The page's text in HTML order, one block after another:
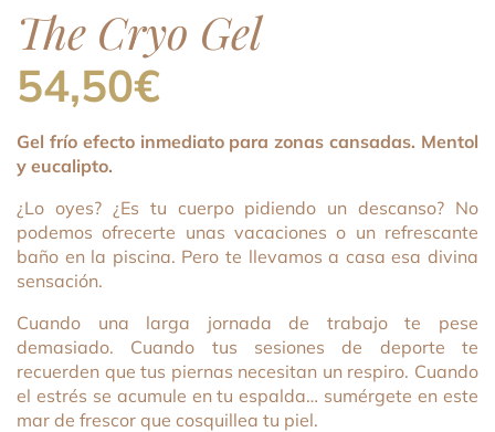
The Cryo Gel
54,50€
Gel frío efecto inmediato para zonas cansadas. Mentol
y eucalipto.
¿Lo oyes? ¿Es tu cuerpo pidiendo un descanso? No
podemos ofrecerte unas vacaciones o un refrescante
baño en la piscina. Pero te llevamos a casa esa divina
sensación.
Cuando una larga jornada de trabajo te pese
demasiado. Cuando tus sesiones de deporte te
recuerden que tus piernas necesitan un respiro. Cuando
el estrés se acumule en tu espalda… sumérgete en este
mar de frescor que cosquillea tu piel.